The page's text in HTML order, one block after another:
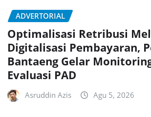
ADVERTORIAL
Optimalisasi Retribusi
Digitalisasi Pembayaran,
Bantaeng Gelar
Evaluasi PAD
Asruddin Azis Agu 5, 2026